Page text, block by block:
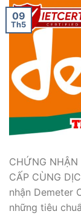
09
Th5
CHỨNG NHẬN
CẤP CÙNG
nhận Demeter
những tiêu